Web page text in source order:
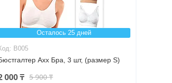
Осталось 25 дней
B005
Ахх Бра, 3 шт, (размер S)
000 ₸ 5 900 ₸